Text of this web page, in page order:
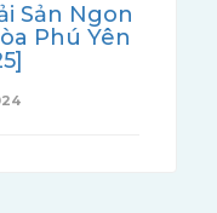
Sản Ngon
Phú Yên